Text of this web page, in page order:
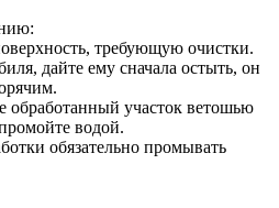
требующую очистки.
дайте ему сначала остыть, он
обработанный участок ветошью
водой.
обязательно промывать